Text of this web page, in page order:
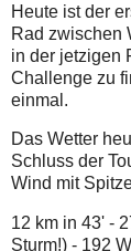
Heute ist der
Rad zwischen
in der jetzigen
Challenge zu
einmal.
Das Wetter
Schluss der
Wind mit
12 km in 43' -
Sturm!) - 192